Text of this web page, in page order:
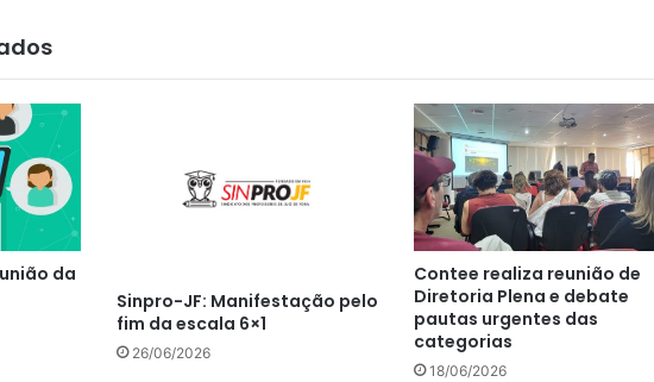
da
Sinpro-JF: Manifestação pelo
fim da escala 6×1
26/06/2026
Contee realiza reunião de
Diretoria Plena e debate
pautas urgentes das
categorias
18/06/2026